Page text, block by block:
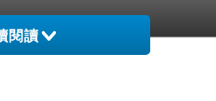
閱讀